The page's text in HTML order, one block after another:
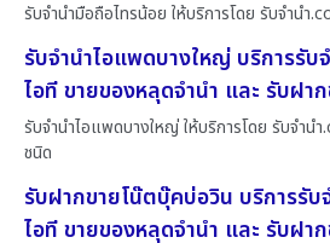
รับจำนำมือถือไทรน้อย ให้บริการโดย รับจํานํา
รับจำนำไอแพดบางใหญ่ บริการรั
ไอที ขายของหลุดจำนำ และ รับฝา
รับจำนำไอแพดบางใหญ่ ให้บริการโดย รับจํานํ
ชนิด
รับฝากขายโน๊ตบุ๊คบ่อวิน บริการรั
ไอที ขายของหลุดจำนำ และ รับฝา